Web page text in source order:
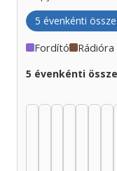
5 évenkénti
Fordító
5 évenkénti